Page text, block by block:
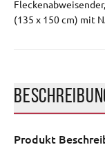
(135 x 150 cm) mit
Produkt